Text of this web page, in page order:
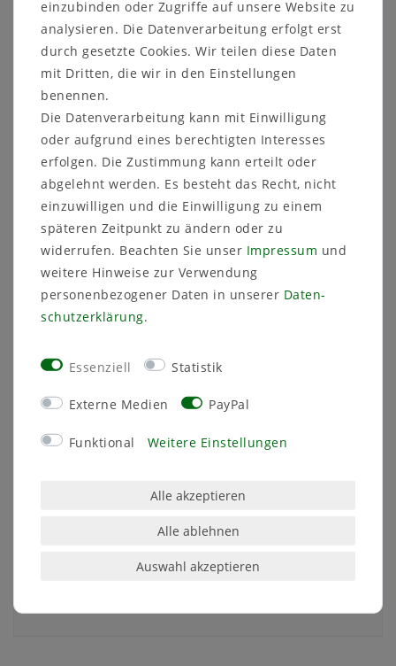
Weitere Details
Die Glasvase DIAMOND von Sandra Rich besticht
durch ihre klare Farbe und einer Oberfläche in
Diamantform. Als vielseitiges Dekorationselement
fügt sich der DIAMOND-Glascylinder perfekt in
jede Umgebung ein. Dank seiner einzigartigen
Oberfläche eignet sich der Zylinder besonders
gut als Windlicht. Schaffen Sie zauberhafte
Lichteffekte, indem Sie ihn mit Dekoration und
einer kleinen Lichterkette oder Kerze versehen.
Diese stilvolle Vase ermöglicht die Gestaltung
wunderschöner Tischdekorationen für jede
Jahreszeit.
Angaben zur Produktsicherheit
EU-Verantwortliche Person:
Obergurig OT Singwitz
Deutschland
einzubinden oder Zugriffe auf unsere Website zu
analysieren. Die Datenverarbeitung erfolgt erst
durch gesetzte Cookies. Wir teilen diese Daten
mit Dritten, die wir in den Einstellungen
benennen.
Die Datenverarbeitung kann mit Einwilligung
oder aufgrund eines berechtigten Interesses
erfolgen. Die Zustimmung kann erteilt oder
abgelehnt werden. Es besteht das Recht, nicht
einzuwilligen und die Einwilligung zu einem
späteren Zeitpunkt zu ändern oder zu
widerrufen. Beachten Sie unser Impressum und
weitere Hinweise zur Verwendung
personenbezogener Daten in unserer Daten­
schutz­erklärung.
Essenziell Statistik
Externe Medien PayPal
Funktional Weitere Einstellungen
Alle akzeptieren
Alle ablehnen
Auswahl akzeptieren